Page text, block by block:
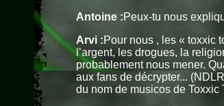
Antoine :Peux-tu nous
Arvi :Pour nous , les « toxxic
l’argent, les drogues, la
probablement nous mener.
aux fans de décrypter...
du nom de musicos de Toxxic